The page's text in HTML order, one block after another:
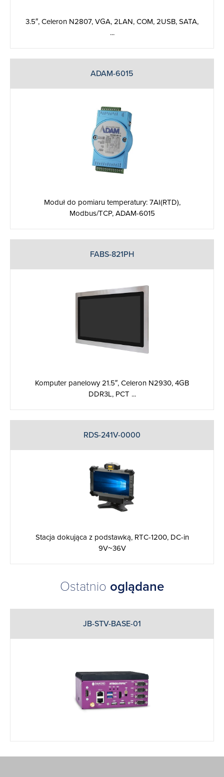
3.5″, Celeron N2807, VGA, 2LAN, COM, 2USB, SATA,
...
ADAM-6015
Moduł do pomiaru temperatury: 7AI(RTD),
Modbus/TCP, ADAM-6015
FABS-821PH
Komputer panelowy 21.5″, Celeron N2930, 4GB
DDR3L, PCT ...
RDS-241V-0000
Stacja dokująca z podstawką, RTC-1200, DC-in
9V~36V
Ostatnio oglądane
JB-STV-BASE-01